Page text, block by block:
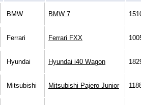
BMW BMW 7
Ferrari Ferrari FXX
Hyundai Hyundai i40 Wagon
Mitsubishi Mitsubishi Pajero Junior